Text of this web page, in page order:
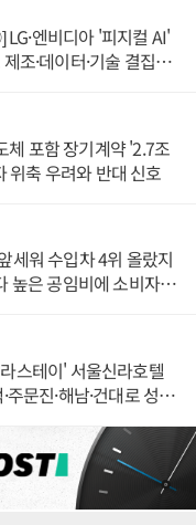
엔비디아 '피지컬 AI'
조·데이터·기술 결집
체 포함 장기계약 '2.7조
위축 우려와 반대 신호
세워 수입차 4위 올랐지
높은 공임비에 소비자
스테이' 서울신라호텔
문진·해남·건대로 성